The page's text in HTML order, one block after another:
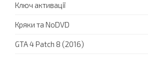
Ключ активації
Кряки та NoDVD
GTA 4 Patch 8 (2016)